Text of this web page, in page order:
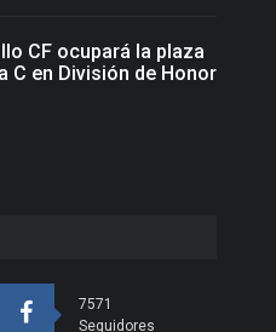
CF ocupará la plaza
C en División de Honor
7571
Seguidores